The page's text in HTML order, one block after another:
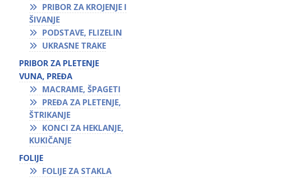
PRIBOR ZA KROJENJE I
ŠIVANJE
PODSTAVE, FLIZELIN
UKRASNE TRAKE
PRIBOR ZA PLETENJE
VUNA, PREĐA
MACRAME, ŠPAGETI
PREĐA ZA PLETENJE,
ŠTRIKANJE
KONCI ZA HEKLANJE,
KUKIČANJE
FOLIJE
FOLIJE ZA STAKLA